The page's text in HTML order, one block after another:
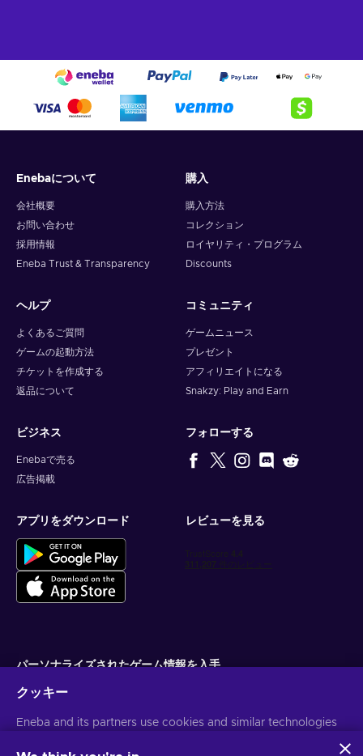
Enebaについて
会社概要
お問い合わせ
採用情報
Eneba Trust & Transparency
購入
購入方法
コレクション
ロイヤリティ・プログラム
Discounts
ヘルプ
よくあるご質問
ゲームの起動方法
チケットを作成する
返品について
コミュニティ
ゲームニュース
プレゼント
アフィリエイトになる
Snakzy: Play and Earn
ビジネス
Enebaで売る
広告掲載
フォローする
アプリをダウンロード レビューを見る
パーソナライズされたゲーム情報を入手
配信停止はいつでも可能です。詳しくは個人情報保護方針をご覧くださ
クッキー
Eneba and its partners use cookies and similar technologies